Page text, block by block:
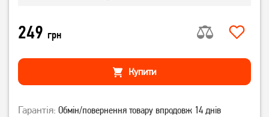
249 грн
Купити
Гарантія: Обмін/повернення товару впродовж 14 днів